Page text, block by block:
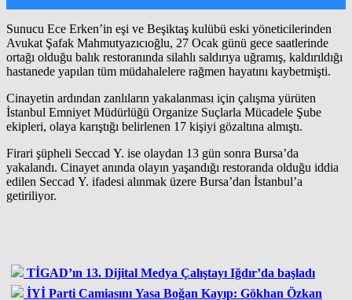
Sunucu Ece Erken’in eşi ve Beşiktaş kulübü eski yöneticilerinden
Avukat Şafak Mahmutyazıcıoğlu, 27 Ocak günü gece saatlerinde
ortağı olduğu balık restoranında silahlı saldırıya uğramış, kaldırıldığı
hastanede yapılan tüm müdahalelere rağmen hayatını kaybetmişti.
Cinayetin ardından zanlıların yakalanması için çalışma yürüten
İstanbul Emniyet Müdürlüğü Organize Suçlarla Mücadele Şube
ekipleri, olaya karıştığı belirlenen 17 kişiyi gözaltına almıştı.
Firari şüpheli Seccad Y. ise olaydan 13 gün sonra Bursa’da
yakalandı. Cinayet anında olayın yaşandığı restoranda olduğu iddia
edilen Seccad Y. ifadesi alınmak üzere Bursa’dan İstanbul’a
getiriliyor.
TİGAD’ın 13. Dijital Medya Çalıştayı Iğdır’da başladı
İYİ Parti Camiasını Yasa Boğan Kayıp: Gökhan Özkan